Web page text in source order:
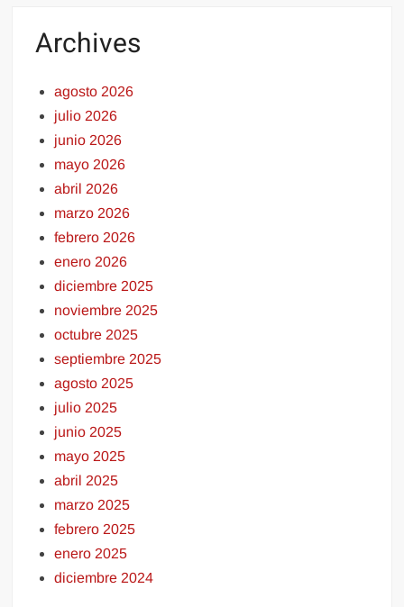
Archives
agosto 2026
julio 2026
junio 2026
mayo 2026
abril 2026
marzo 2026
febrero 2026
enero 2026
diciembre 2025
noviembre 2025
octubre 2025
septiembre 2025
agosto 2025
julio 2025
junio 2025
mayo 2025
abril 2025
marzo 2025
febrero 2025
enero 2025
diciembre 2024